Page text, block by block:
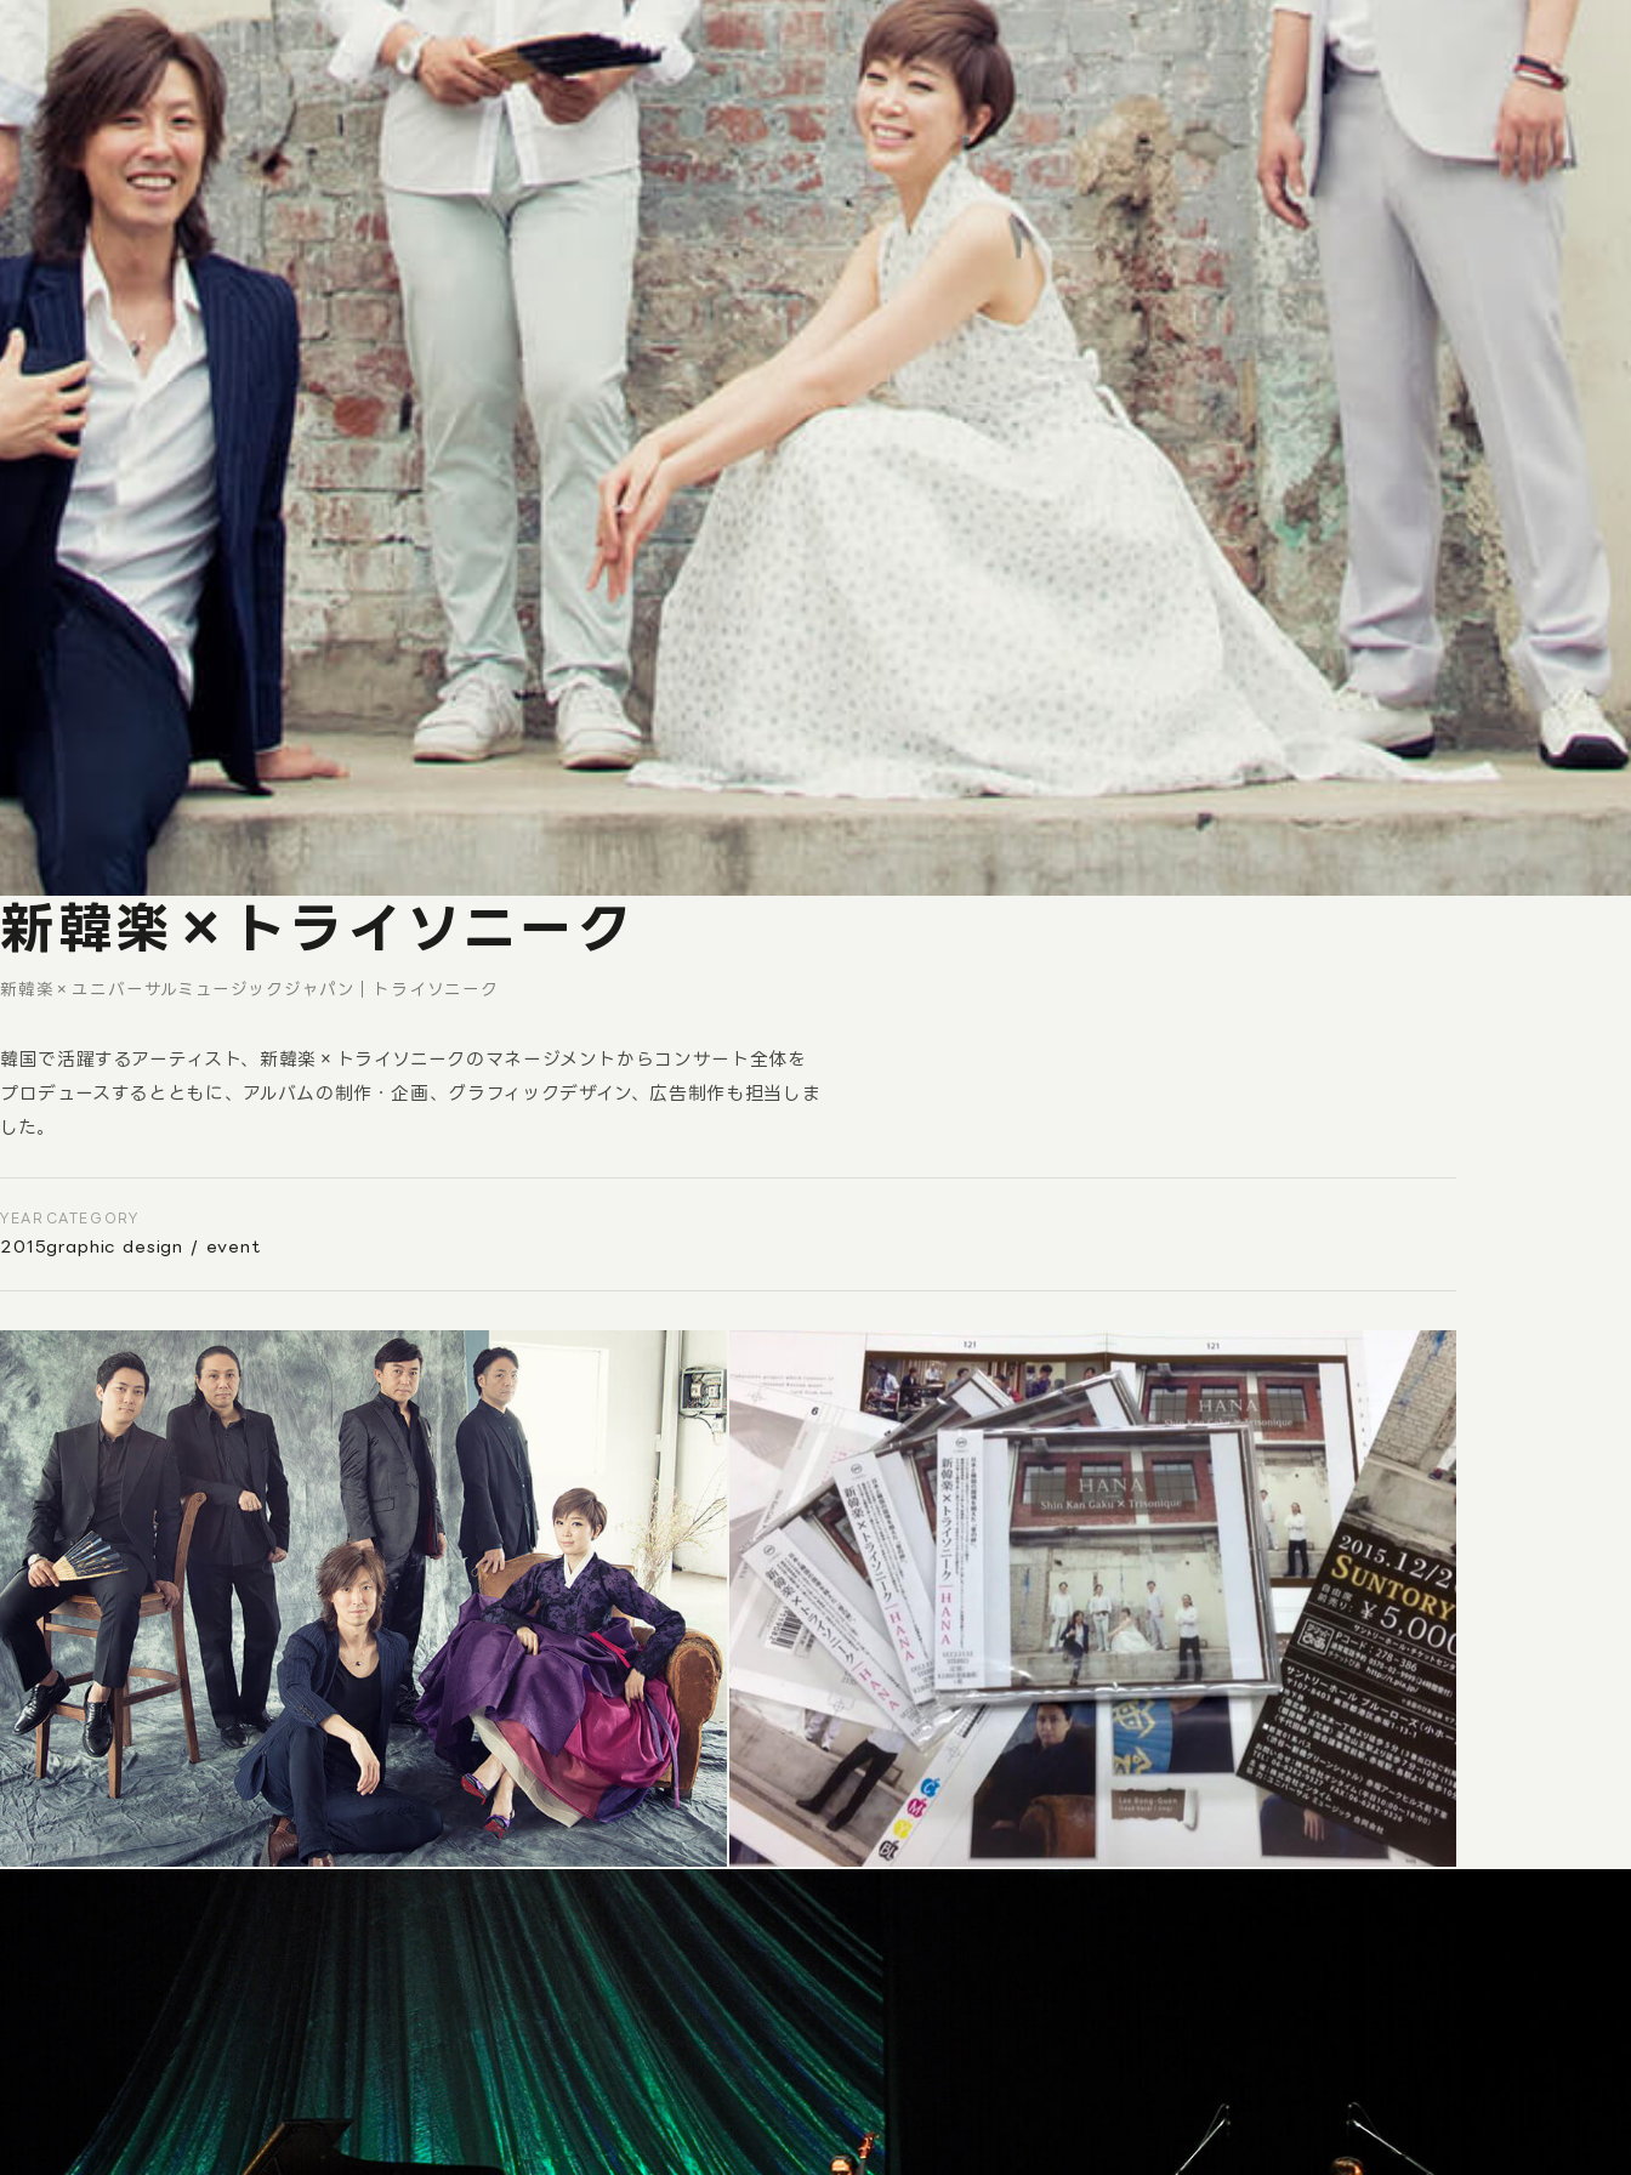
新韓楽×トライソニーク
新韓楽 × ユニバーサルミュージックジャパン｜トライソニーク
韓国で活躍するアーティスト、新韓楽 ×
トライソニークのマネージメントからコンサート全体を
プロデュースするとともに、アルバムの制作・企画、グラフィックデザイン、広告制作も担当しま
した。
YEAR
2015
CATEGORY
graphic design / event